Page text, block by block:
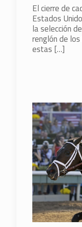
El cierre de
Estados
la selección
renglón de
estas […]